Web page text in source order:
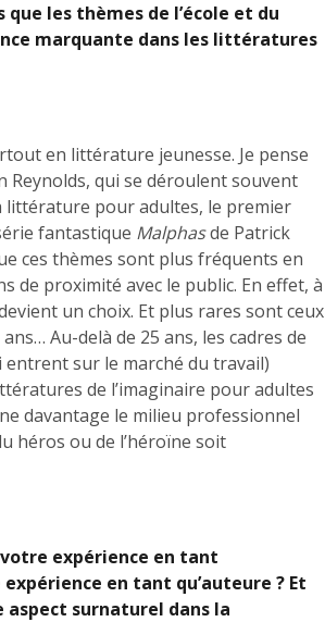
les thèmes de l’école et du
marquante dans les littératures
en littérature jeunesse. Je pense
Reynolds, qui se déroulent souvent
littérature pour adultes, le premier
fantastique Malphasde Patrick
ces thèmes sont plus fréquents en
de proximité avec le public. En effet, à
un choix. Et plus rares sont ceux
Au-delà de 25 ans, les cadres de
sur le marché du travail)
de l’imaginaire pour adultes
davantage le milieu professionnel
héros ou de l’héroïne soit
expérience en tant
en tant qu’auteure ? Et
aspect surnaturel dans la